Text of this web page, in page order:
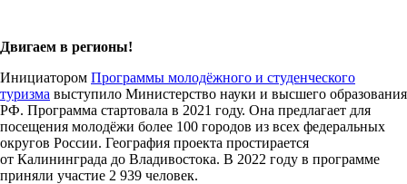
Двигаем в регионы!
Инициатором Программы молодёжного и студенческого
туризма выступило Министерство науки и высшего образования
РФ. Программа стартовала в 2021 году. Она предлагает для
посещения молодёжи более 100 городов из всех федеральных
округов России. География проекта простирается
от Калининграда до Владивостока. В 2022 году в программе
приняли участие 2 939 человек.